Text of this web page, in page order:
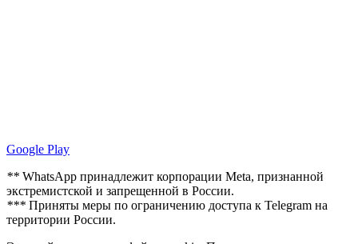
Google Play
** WhatsApp принадлежит корпорации Meta, признанной
экстремистской и запрещенной в России.
*** Приняты меры по ограничению доступа к Telegram на
территории России.